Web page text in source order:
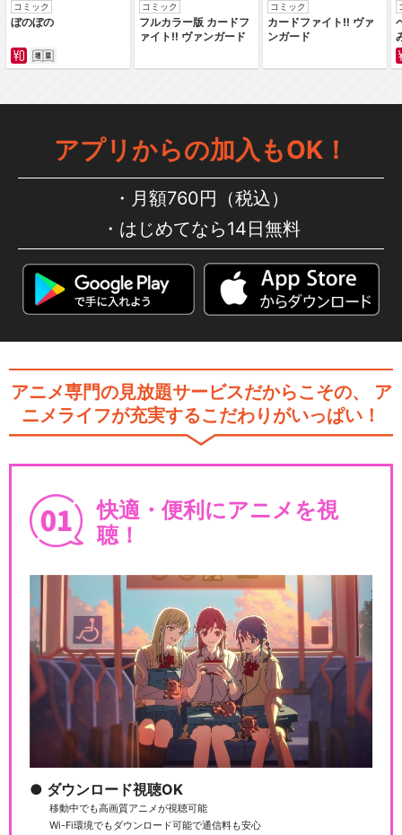
GO!GO!アトム
ジェッターマルス
閉じる
コミック
ぼのぼの
コミック
フルカラー版 カードフ
ァイト‼ ヴァンガード
コミック
カードファイト‼ ヴァ
ンガード
アプリからの加入もOK！
月額760円（税込）
はじめてなら14日無料
アニメ専門の見放題サービスだからこその、
ア
ニメライフが充実するこだわりがいっぱい！
快適・便利にアニメを視
聴！
ダウンロード視聴OK
移動中でも高画質アニメが視聴可能
Wi-Fi環境でもダウンロード可能で通信料も安心